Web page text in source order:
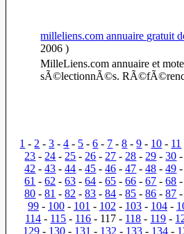
milleliens.com annuaire gratuit
2006 )
MilleLiens.com annuaire et
sÃ©lectionnÃ©s.
1 -2 -3 -4 - 5 -6 - 7 -8 -9 - 10 - 11
23 -24 -25 -26 -27 -28 -29 -30
42 -43 -44 -45 -46 -47 -48 -49 -
61 -62 -63 -64 -65 -66 -67 -68
80 -81 -82 -83 -84 -85 -86 -87
99 - 100 - 101 - 102 - 103 - 104 -
114 - 115 - 116 - 117 - 118 - 119 -
129 - 130 - 131 - 132 - 133 - 134 -